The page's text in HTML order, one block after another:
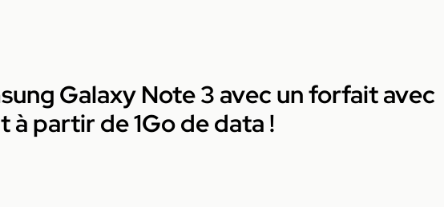
Galaxy Note 3 avec un forfait avec
à partir de 1Go de data !